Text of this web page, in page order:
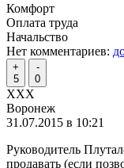
Комфорт
Оплата труда
Начальство
Нет комментариев:
+
5
-
0
XXX
Воронеж
31.07.2015 в 10:21
Руководитель
продавать (если